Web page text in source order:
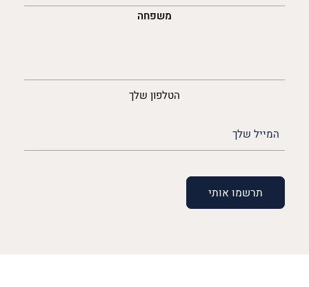
משפחה
הטלפון שלך
(חובה)